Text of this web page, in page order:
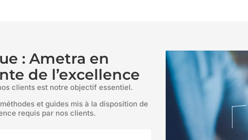
: Ametra en
de l’excellence
clients est notre objectif essentiel.
et guides mis à la disposition de
requis par nos clients.